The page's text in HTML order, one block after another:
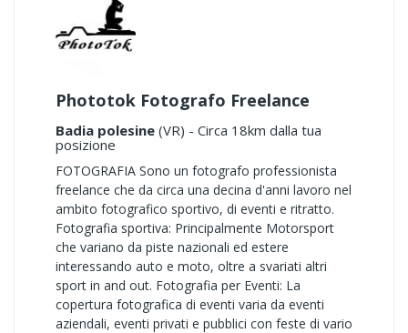
Phototok Fotografo Freelance
Badia polesine (VR) - Circa 18km dalla tua
posizione
FOTOGRAFIA Sono un fotografo professionista
freelance che da circa una decina d'anni lavoro nel
ambito fotografico sportivo, di eventi e ritratto.
Fotografia sportiva: Principalmente Motorsport
che variano da piste nazionali ed estere
interessando auto e moto, oltre a svariati altri
sport in and out. Fotografia per Eventi: La
copertura fotografica di eventi varia da eventi
aziendali, eventi privati e pubblici con feste di vario